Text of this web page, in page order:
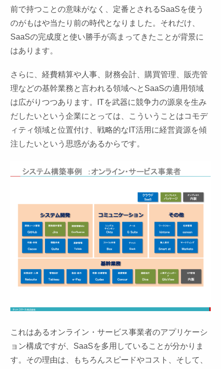
前で持つことの意味がなく、定番とされるSaaSを使う
のがもはや当たり前の時代となりました。それだけ、
SaaSの完成度と使い勝手が高まってきたことが背景に
はあります。
さらに、経費精算や人事、財務会計、購買管理、販売管
理などの基幹業務と言われる領域へとSaaSの適用領域
は広がりつつあります。ITを武器に競争力の源泉を生み
だしたいという企業にとっては、こういうことはコモデ
ィティ領域と位置付け、戦略的なIT活用に経営資源を傾
注したいという思惑があるからです。
これはあるオンライン・サービス事業者のアプリケーシ
ョン構成ですが、SaaSを多用していることが分かりま
す。その理由は、もちろんスピードやコスト、そして、